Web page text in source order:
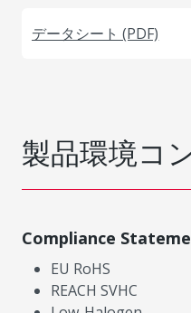
データシート (PDF)
製品環境コ
Compliance
EU RoHS
REACH SVHC